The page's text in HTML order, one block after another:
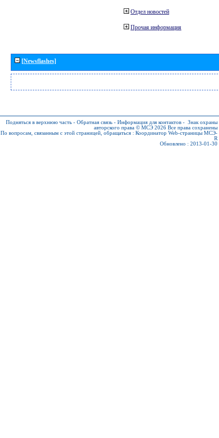
Отдел новостей
Прочая информация
[Newsflashes]
Подняться в верхнюю часть - Обратная связь - Информация для контактов - Знак охраны
авторского права © МСЭ 2026 Все права сохранены
По вопросам, связанным с этой страницей, обращаться : Координатор Web-страницы МСЭ-
R
Обновлено : 2013-01-30